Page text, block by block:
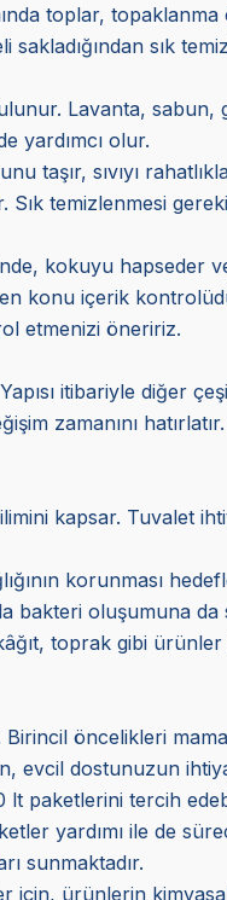
toplar,
sakladığından sık
Lavanta,
yardımcı olur.
sıvıyı
Sık temizlenmesi
kokuyu hapseder
konu içerik
etmenizi öneririz.
itibariyle diğer
zamanını
kapsar. Tuvalet
korunması
bakteri oluşumuna da
toprak gibi
öncelikleri
dostunuzun
paketlerini tercih
yardımı ile de
sunmaktadır.
için, ürünlerin